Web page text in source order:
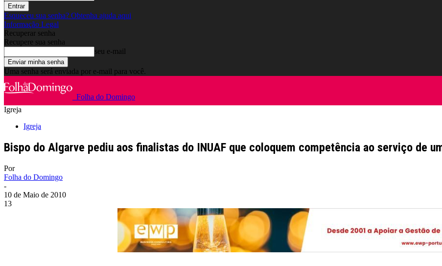
Esqueceu sua senha? Obtenha ajuda aqui
Informação Legal
Recuperar senha
Recupere sua senha
seu e-mail
Uma senha será enviada por e-mail para você.
Folha do Domingo
Igreja
Igreja
Bispo do Algarve pediu aos finalistas do INUAF que coloquem competência ao serviço de
Por
Folha do Domingo
-
10 de Maio de 2010
13